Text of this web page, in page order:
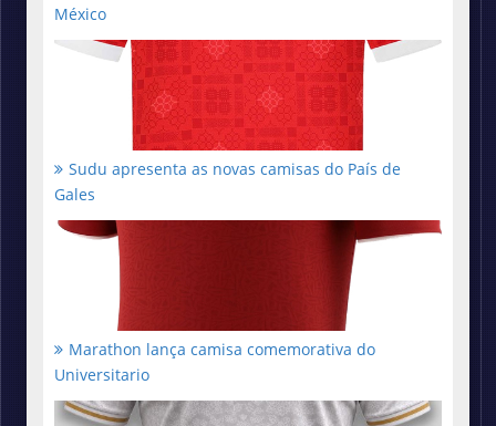
México
Sudu apresenta as novas camisas do País de
Gales
Marathon lança camisa comemorativa do
Universitario